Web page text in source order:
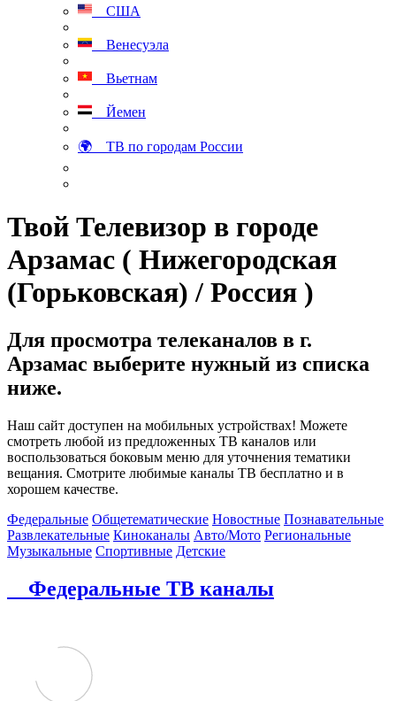
США
Венесуэла
Вьетнам
Йемен
🌍 ТВ по городам России
Твой Телевизор в городе
Арзамас ( Нижегородская
(Горьковская) / Россия )
Для просмотра телеканалов в г.
Арзамас выберите нужный из списка
ниже.
Наш сайт доступен на мобильных устройствах! Можете
смотреть любой из предложенных ТВ каналов или
воспользоваться боковым меню для уточнения тематики
вещания. Смотрите любимые каналы ТВ бесплатно и в
хорошем качестве.
Федеральные Общетематические Новостные Познавательные
Развлекательные Киноканалы Авто/Мото Региональные
Музыкальные Спортивные Детские
Федеральные ТВ каналы